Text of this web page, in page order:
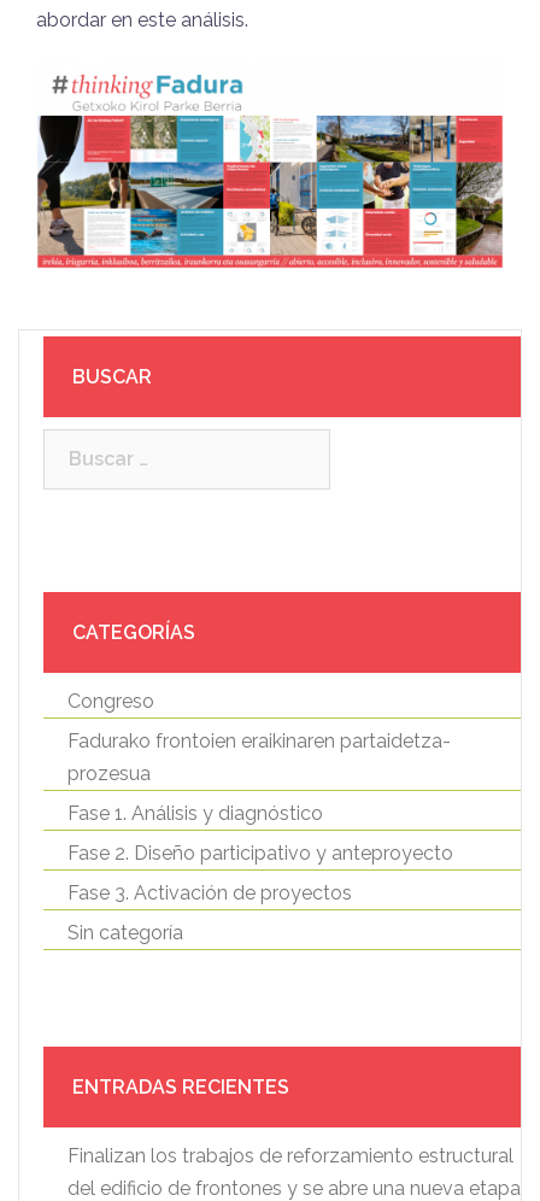
abordar en este análisis.
BUSCAR
CATEGORÍAS
Congreso
Fadurako frontoien eraikinaren partaidetza-
prozesua
Fase 1. Análisis y diagnóstico
Fase 2. Diseño participativo y anteproyecto
Fase 3. Activación de proyectos
Sin categoría
ENTRADAS RECIENTES
Finalizan los trabajos de reforzamiento estructural
del edificio de frontones y se abre una nueva etapa